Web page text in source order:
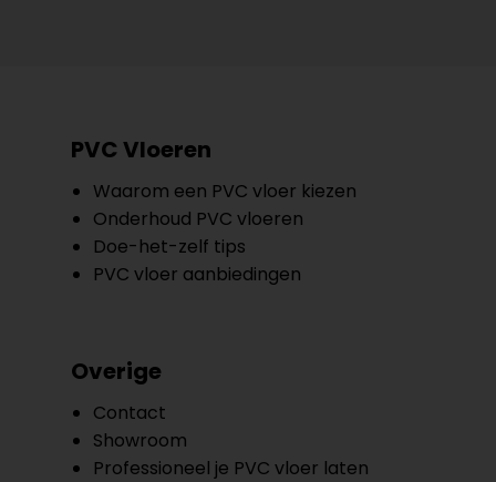
PVC Vloeren
Waarom een PVC vloer kiezen
Onderhoud PVC vloeren
Doe-het-zelf tips
PVC vloer aanbiedingen
Overige
Contact
Showroom
Professioneel je PVC vloer laten